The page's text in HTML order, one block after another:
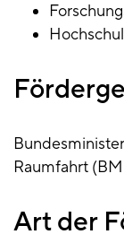
Raumfahrt
Art der